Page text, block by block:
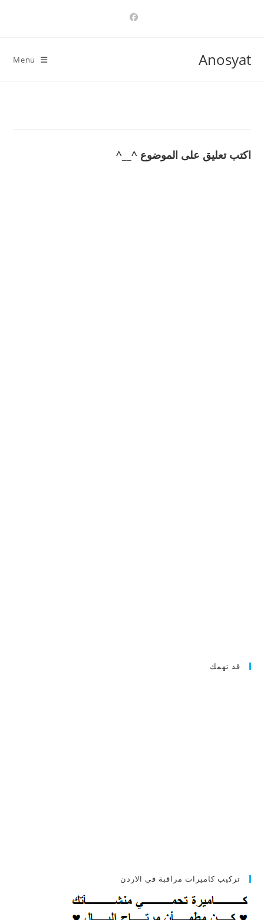
Anosyat
Menu
اكتب تعليق على الموضوع ^__^
قد تهمك
تركيب كاميرات مراقبة في الاردن